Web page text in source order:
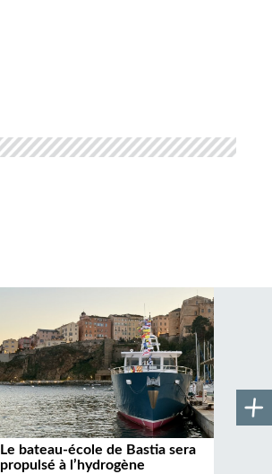
Le bateau-école de Bastia sera
propulsé à l’hydrogène